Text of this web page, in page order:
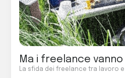
Ma i freelance vanno
La sfida dei freelance tra lavoro